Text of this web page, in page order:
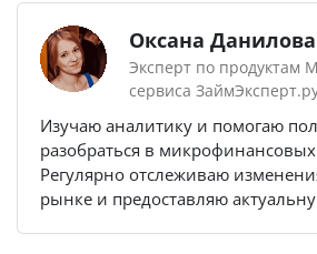
Оксана Данилова
Эксперт по продуктам
сервиса
Изучаю аналитику и помогаю
разобраться в микрофинансовых
Регулярно отслеживаю
рынке и предоставляю